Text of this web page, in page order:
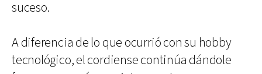
suceso.
A diferencia de lo que ocurrió con su hobby
tecnológico, el cordiense continúa dándole